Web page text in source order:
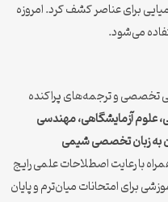
برای عناصر کشف کرد. امروزه
می‌شود.
تخصصی و ترجمه‌های پراکنده
علوم آزمایشگاهی، مهندسی
به زبان تخصصی شیمی
با رعایت اصطلاحات علمی رایج
برای امتحانات میان‌ترم و پایان